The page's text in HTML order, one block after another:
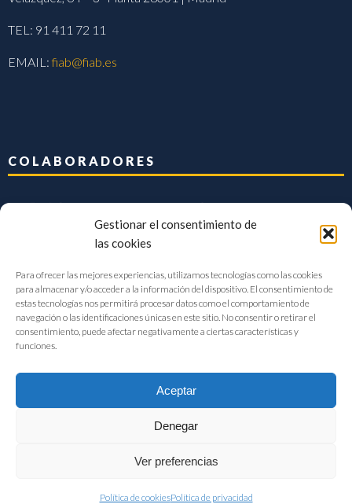
Gestionar el consentimiento de
las cookies
Para ofrecer las mejores experiencias, utilizamos tecnologías como las cookies
para almacenar y/o acceder a la información del dispositivo. El consentimiento de
estas tecnologías nos permitirá procesar datos como el comportamiento de
navegación o las identificaciones únicas en este sitio. No consentir o retirar el
consentimiento, puede afectar negativamente a ciertas características y
funciones.
Aceptar
Denegar
Ver preferencias
Política de cookiesPolítica de privacidad
TEL: 91 411 72 11
EMAIL:fiab@fiab.es
COLABORADORES
FIAB Federación Española de Industrias de la Alimentación y Bebidas